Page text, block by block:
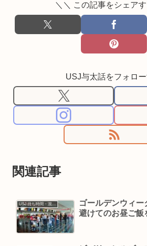
＼＼ この記事をシェア
USJ与太話をフォロ
関連記事
USJ 待ち時間・混雑情報
ゴールデンウィ
避けてのお昼ご飯